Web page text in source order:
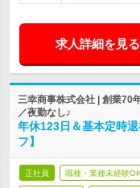
求人詳細を見る
三幸商事株式会社 | 創業70
／夜勤なし♪
年休123日＆基本定時
フ】
正社員 職種・業種未経験OK